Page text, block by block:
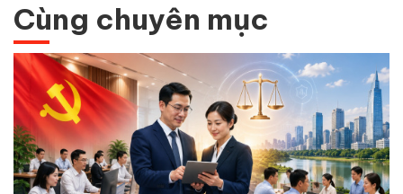
Cùng chuyên mục